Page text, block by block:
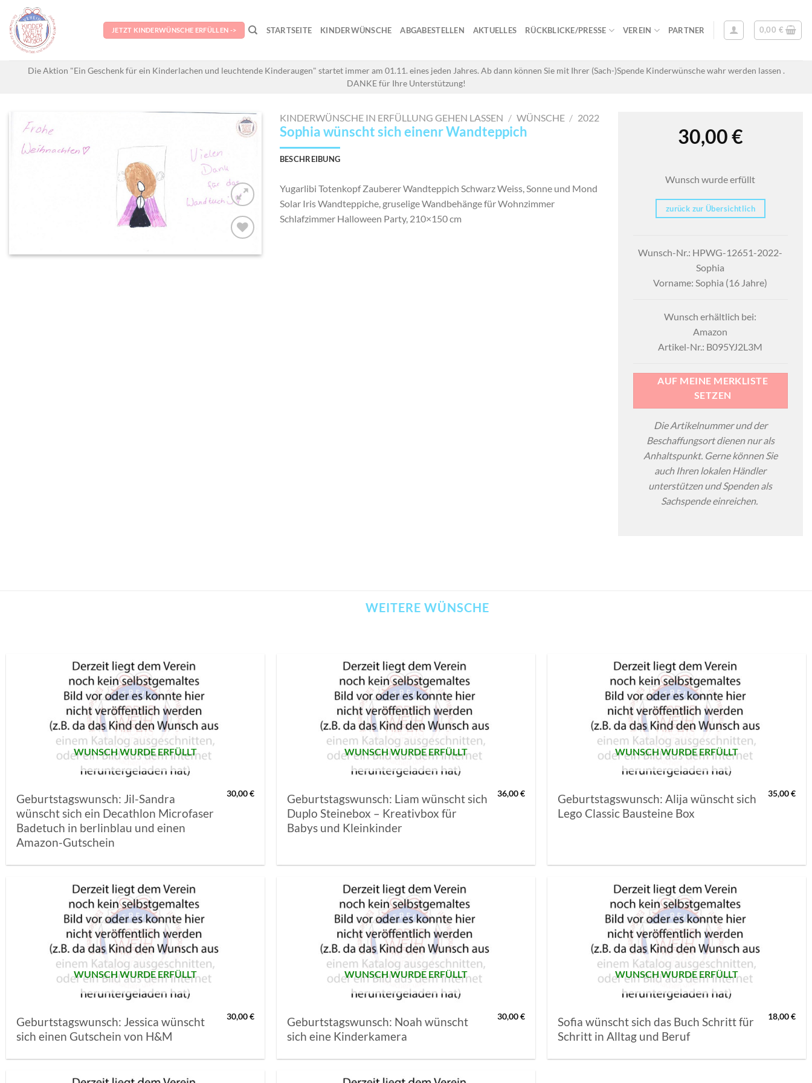
content
JETZT KINDERWÜNSCHE ERFÜLLEN -> STARTSEITE KINDERWÜNSCHE ABGABESTELLEN AKTUELLES RÜCKBLICKE/PRESSE VEREIN PARTNER 0,00 €
Die Aktion "Ein Geschenk für ein Kinderlachen und leuchtende Kinderaugen" startet immer am 01.11. eines jeden Jahres. Ab dann können Sie mit Ihrer (Sach-)Spende Kinderwünsche wahr werden lassen .
DANKE für Ihre Unterstützung!
AUF MEINE
KINDERWÜNSCHE IN ERFÜLLUNG GEHEN LASSEN / WÜNSCHE / 2022
Sophia wünscht sich einenr Wandteppich
BESCHREIBUNG
Yugarlibi Totenkopf Zauberer Wandteppich Schwarz Weiss, Sonne und Mond
Solar Iris Wandteppiche, gruselige Wandbehänge für Wohnzimmer
Schlafzimmer Halloween Party, 210×150 cm
30,00€
Wunsch wurde erfüllt
zurück zur Übersichtlich
Wunsch-Nr.: HPWG-12651-2022-
Sophia
Vorname: Sophia (16 Jahre)
Wunsch erhältlich bei:
Amazon
Artikel-Nr.: B095YJ2L3M
AUF MEINE MERKLISTE
SETZEN
Die Artikelnummer und der
Beschaffungsort dienen nur als
Anhaltspunkt. Gerne können Sie
auch Ihren lokalen Händler
unterstützen und Spenden als
Sachspende einreichen.
WEITERE WÜNSCHE
WUNSCH WURDE ERFÜLLT
Geburtstagswunsch: Jil-Sandra
wünscht sich ein Decathlon Microfaser
Badetuch in berlinblau und einen
Amazon-Gutschein
30,00€
WUNSCH WURDE ERFÜLLT
Geburtstagswunsch: Liam wünscht sich
Duplo Steinebox – Kreativbox für
Babys und Kleinkinder
36,00€
WUNSCH WURDE ERFÜLLT
Geburtstagswunsch: Alija wünscht sich
Lego Classic Bausteine Box
35,00€
WUNSCH WURDE ERFÜLLT
Geburtstagswunsch: Jessica wünscht
sich einen Gutschein von H&M
30,00€
WUNSCH WURDE ERFÜLLT
Geburtstagswunsch: Noah wünscht
sich eine Kinderkamera
30,00€
WUNSCH WURDE ERFÜLLT
Sofia wünscht sich das Buch Schritt für
Schritt in Alltag und Beruf
18,00€